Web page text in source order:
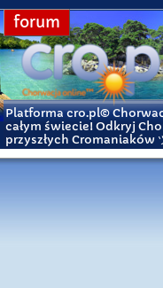
forum
Platforma cro.pl©
całym świecie! Odkryj
przyszłych Cromaniaków